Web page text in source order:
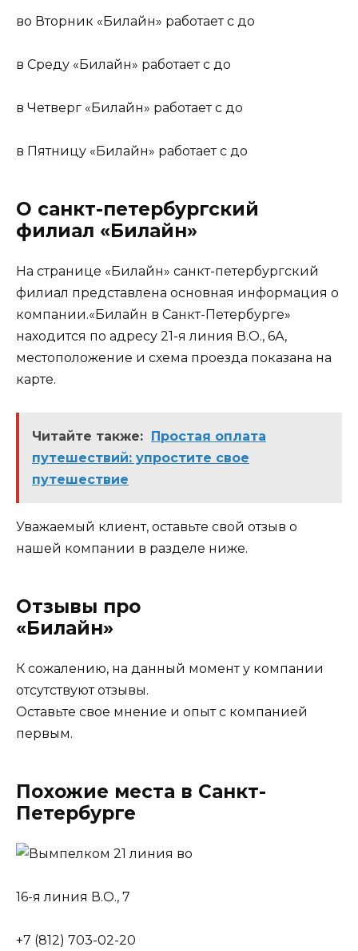
во Вторник «Билайн» работает с до
в Среду «Билайн» работает с до
в Четверг «Билайн» работает с до
в Пятницу «Билайн» работает с до
О санкт-петербургский
филиал «Билайн»
На странице «Билайн» санкт-петербургский
филиал представлена основная информация о
компании.«Билайн в Санкт-Петербурге»
находится по адресу 21-я линия В.О., 6А,
местоположение и схема проезда показана на
карте.
Читайте также: Простая оплата
путешествий: упростите свое
путешествие
Уважаемый клиент, оставьте свой отзыв о
нашей компании в разделе ниже.
Отзывы про
«Билайн»
К сожалению, на данный момент у компании
отсутствуют отзывы.
Оставьте свое мнение и опыт с компанией
первым.
Похожие места в Санкт-
Петербурге
16-я линия В.О., 7
+7 (812) 703-02-20